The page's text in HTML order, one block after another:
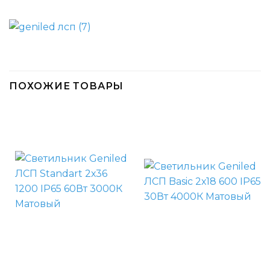
ПОХОЖИЕ ТОВАРЫ